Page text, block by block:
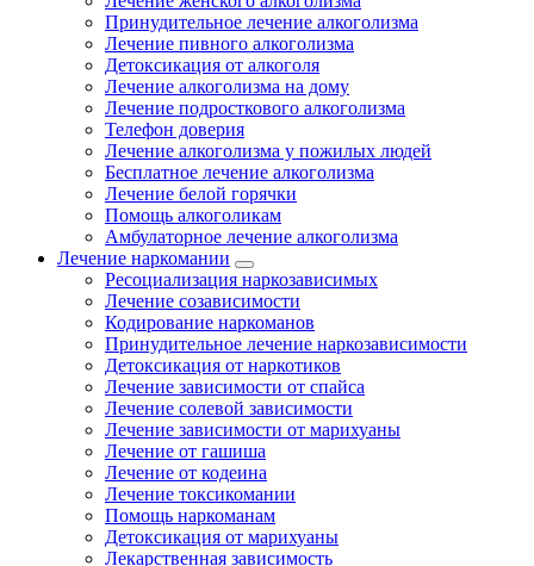
Принудительное лечение алкоголизма
Лечение пивного алкоголизма
Детоксикация от алкоголя
Лечение алкоголизма на дому
Лечение подросткового алкоголизма
Телефон доверия
Лечение алкоголизма у пожилых людей
Бесплатное лечение алкоголизма
Лечение белой горячки
Помощь алкоголикам
Амбулаторное лечение алкоголизма
Лечение наркомании
Ресоциализация наркозависимых
Лечение созависимости
Кодирование наркоманов
Принудительное лечение наркозависимости
Детоксикация от наркотиков
Лечение зависимости от спайса
Лечение солевой зависимости
Лечение зависимости от марихуаны
Лечение от гашиша
Лечение от кодеина
Лечение токсикомании
Помощь наркоманам
Детоксикация от марихуаны
Лекарственная зависимость